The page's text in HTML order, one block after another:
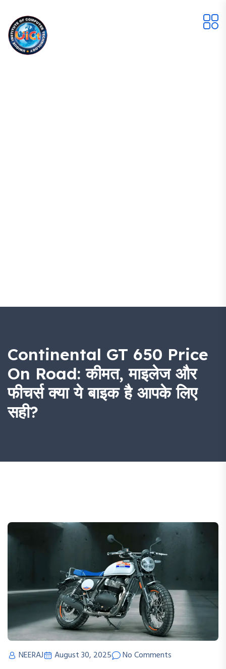
Continental GT 650 Price
On Road: कीमत, माइलेज और
फीचर्स क्या ये बाइक है आपके लिए
सही?
NEERAJ August 30, 2025
No Comments